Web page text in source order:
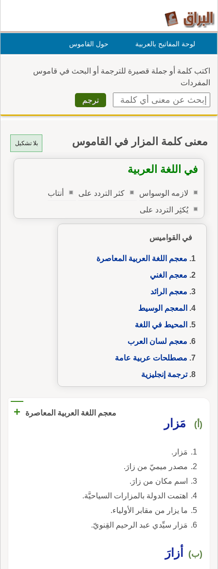
لوحة المفاتيح بالعربية حول القاموس
اكتب كلمة أو جملة قصيرة للترجمة أو البحث في قاموس
المفردات
بلا تشكيل معنى كلمة المزار في القاموس
في اللغة العربية
لازمه الوسواس كثر التردد على
أنتاب
يُكثِر التردد على
في القواميس
معجم اللغة العربية المعاصرة
معجم الغني
معجم الرائد
المعجم الوسيط
المحيط في اللغة
معجم لسان العرب
مصطلحات عربية عامة
ترجمة إنجليزية
معجم اللغة العربية المعاصرة +
(أ) مَزار
مَزار.
مصدر ميميّ من زارَ.
اسم مكان من زارَ.
اهتمت الدولة بالمزارات السياحيَّة.
ما يزار من مقابر الأولياء.
مَزار سيِّدي عبد الرحيم القِنويّ.
(ب) أزارَ